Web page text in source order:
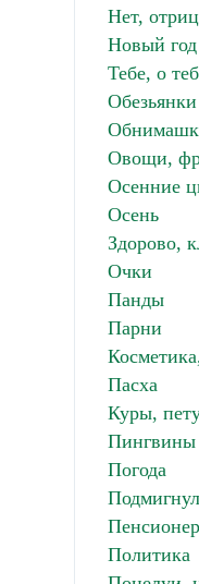
Нет,
Новый
Тебе, о
Обезьянки
Овощи,
Осенние
Осень
Здорово,
Очки
Панды
Парни
Пасха
Куры,
Пингвины
Погода
Подмигнул
Политика